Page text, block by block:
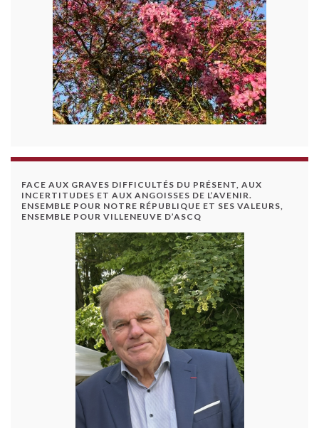
FACE AUX GRAVES DIFFICULTÉS DU PRÉSENT, AUX
INCERTITUDES ET AUX ANGOISSES DE L’AVENIR.
ENSEMBLE POUR NOTRE RÉPUBLIQUE ET SES VALEURS,
ENSEMBLE POUR VILLENEUVE D’ASCQ